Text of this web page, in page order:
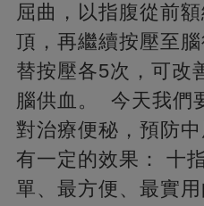
屈曲，以指腹從前
頂，再繼續按壓至
替按壓各5次，可改
腦供血。 今天我們
對治療便秘，預防
有一定的效果： 十
單、最方便、最實